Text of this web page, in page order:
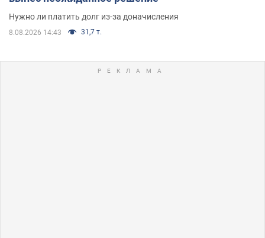
Нужно ли платить долг из-за доначисления
8.08.2026 14:43 31,7 т.